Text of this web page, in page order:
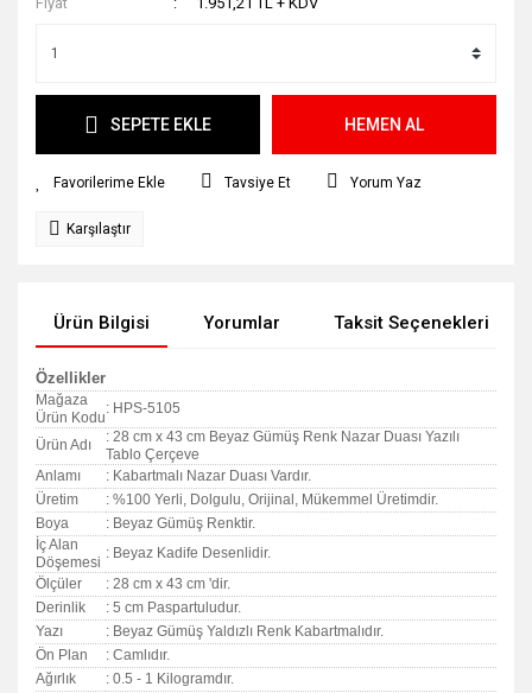
SEPETE EKLE HEMEN AL
Tavsiye Et Yorum Yaz
Karşılaştır
Ürün Bilgisi Yorumlar Taksit Seçenekleri
Özellikler
Mağaza
Ürün Kodu
: HPS-5105
Ürün Adı
: 28 cm x 43 cm Beyaz Gümüş Renk Nazar Duası Yazılı
Tablo Çerçeve
Anlamı
: Kabartmalı Nazar Duası Vardır.
Üretim
: %100 Yerli, Dolgulu, Orijinal, Mükemmel Üretimdir.
Boya
: Beyaz Gümüş Renktir.
İç Alan
Döşemesi
: Beyaz Kadife Desenlidir.
Ölçüler
: 28 cm x 43 cm 'dir.
Derinlik
: 5 cm Paspartuludur.
Yazı
: Beyaz Gümüş Yaldızlı Renk Kabartmalıdır.
Ön Plan
: Camlıdır.
Ağırlık
: 0.5 - 1 Kilogramdır.